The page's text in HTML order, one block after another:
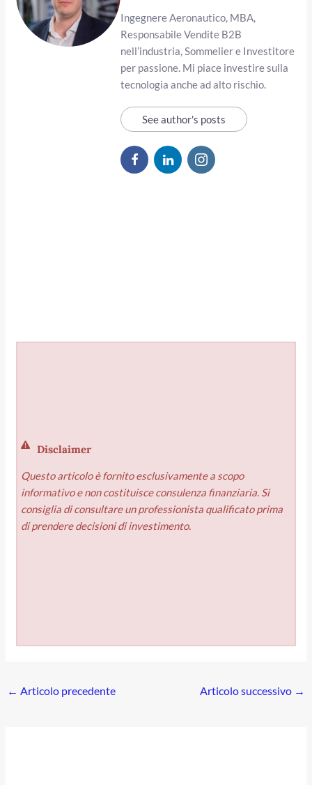
Ingegnere Aeronautico, MBA,
Responsabile Vendite B2B
nell’industria, Sommelier e Investitore
per passione. Mi piace investire sulla
tecnologia anche ad alto rischio.
See author's posts
Disclaimer
Questo articolo è fornito esclusivamente a scopo
informativo e non costituisce consulenza finanziaria. Si
consiglia di consultare un professionista qualificato prima
di prendere decisioni di investimento.
← Articolo precedente Articolo successivo →